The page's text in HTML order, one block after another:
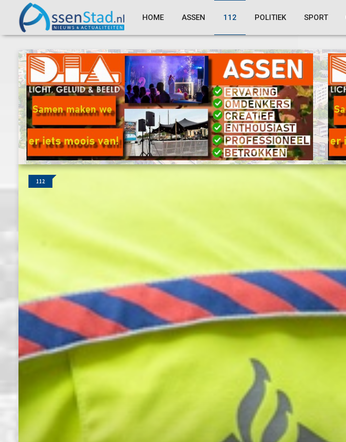
HOME ASSEN 112 POLITIEK SPORT
112